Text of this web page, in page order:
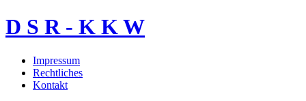
D S R - K K W
Impressum
Rechtliches
Kontakt